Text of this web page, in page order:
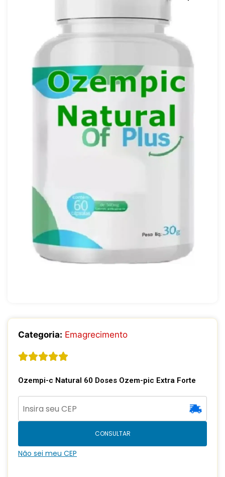
Categoria: Emagrecimento
Ozempi-c Natural 60 Doses Ozem-pic Extra Forte
CONSULTAR
Não sei meu CEP